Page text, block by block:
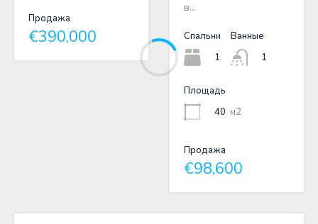
Продажа
€390,000
в…
Спальни
1
Ванные
1
Площадь
40 м2
Продажа
€98,600